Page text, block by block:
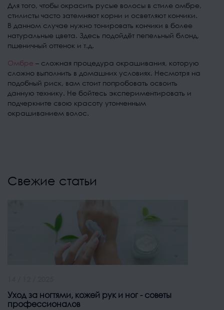
Для того, чтобы окрасить русые волосы в стиле омбре,
стилисты часто затемняют корни и осветляют кончики.
В данном случае нужно тонировать кончики в более
натуральные цвета. Здесь подойдёт пепельный блонд,
пшеничный оттенок и т.д.
Омбре – сложная процедура окрашивания, которую
сложно выполнить в домашних условиях. Несмотря на
подобный риск, вам стоит попробовать освоить
данную технику. Не бойтесь экспериментировать и
подчеркните свою красоту утонченным
окрашиванием волос.
Свежие статьи
Уход за ногтями, кожей рук и ног - советы
профессионалов